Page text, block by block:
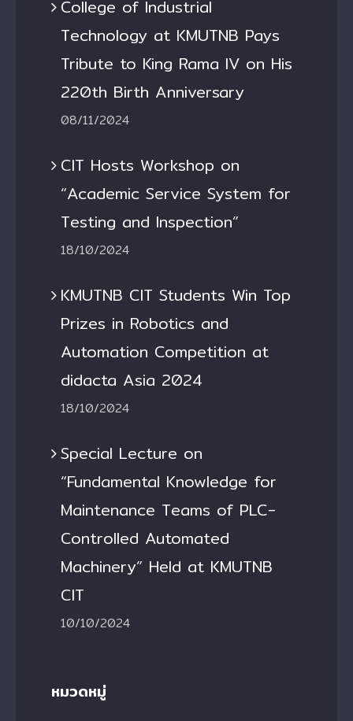
College of Industrial
Technology at KMUTNB Pays
Tribute to King Rama IV on His
220th Birth Anniversary
08/11/2024
CIT Hosts Workshop on
“Academic Service System for
Testing and Inspection”
18/10/2024
KMUTNB CIT Students Win Top
Prizes in Robotics and
Automation Competition at
didacta Asia 2024
18/10/2024
Special Lecture on
“Fundamental Knowledge for
Maintenance Teams of PLC-
Controlled Automated
Machinery” Held at KMUTNB
CIT
10/10/2024
หมวดหมู่